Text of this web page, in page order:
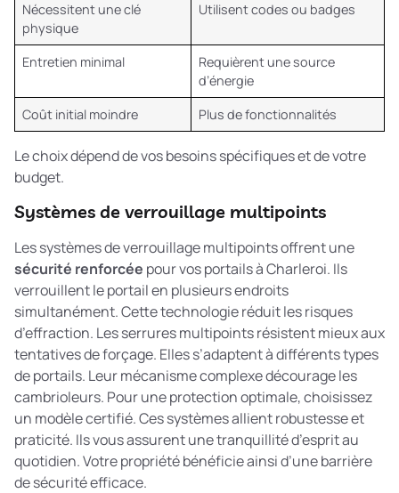
Nécessitent une clé
physique
Utilisent codes ou badges
Entretien minimal
Requièrent une source
d’énergie
Coût initial moindre
Plus de fonctionnalités
Le choix dépend de vos besoins spécifiques et de votre
budget.
Systèmes de verrouillage multipoints
Les systèmes de verrouillage multipoints offrent une
sécurité renforcée pour vos portails à Charleroi. Ils
verrouillent le portail en plusieurs endroits
simultanément. Cette technologie réduit les risques
d’effraction. Les serrures multipoints résistent mieux aux
tentatives de forçage. Elles s’adaptent à différents types
de portails. Leur mécanisme complexe décourage les
cambrioleurs. Pour une protection optimale, choisissez
un modèle certifié. Ces systèmes allient robustesse et
praticité. Ils vous assurent une tranquillité d’esprit au
quotidien. Votre propriété bénéficie ainsi d’une barrière
de sécurité efficace.